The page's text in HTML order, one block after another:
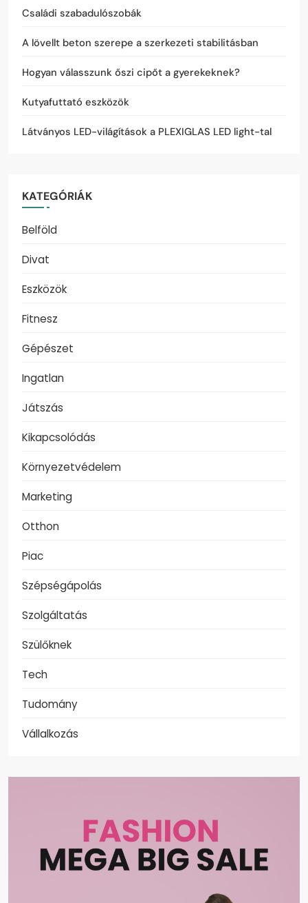
Családi szabadulószobák
A lövellt beton szerepe a szerkezeti stabilitásban
Hogyan válasszunk őszi cipőt a gyerekeknek?
Kutyafuttató eszközök
Látványos LED-világítások a PLEXIGLAS LED light-tal
KATEGÓRIÁK
Belföld
Divat
Eszközök
Fitnesz
Gépészet
Ingatlan
Játszás
Kikapcsolódás
Környezetvédelem
Marketing
Otthon
Piac
Szépségápolás
Szolgáltatás
Szülőknek
Tech
Tudomány
Vállalkozás